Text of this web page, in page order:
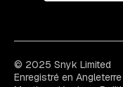
© 2025 Snyk Limited
Enregistré en